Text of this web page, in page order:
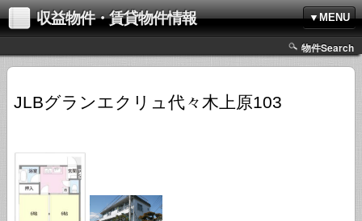
収益物件・賃貸物件情報 ▼MENU
物件Search
JLBグランエクリュ代々木上原103